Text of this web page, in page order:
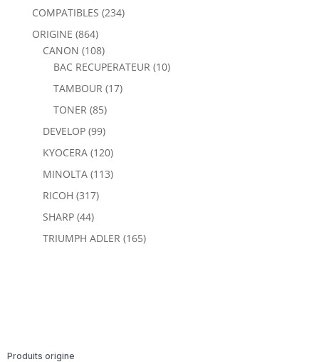
COMPATIBLES (234)
ORIGINE (864)
CANON (108)
BAC RECUPERATEUR (10)
TAMBOUR (17)
TONER (85)
DEVELOP (99)
KYOCERA (120)
MINOLTA (113)
RICOH (317)
SHARP (44)
TRIUMPH ADLER (165)
Produits origine